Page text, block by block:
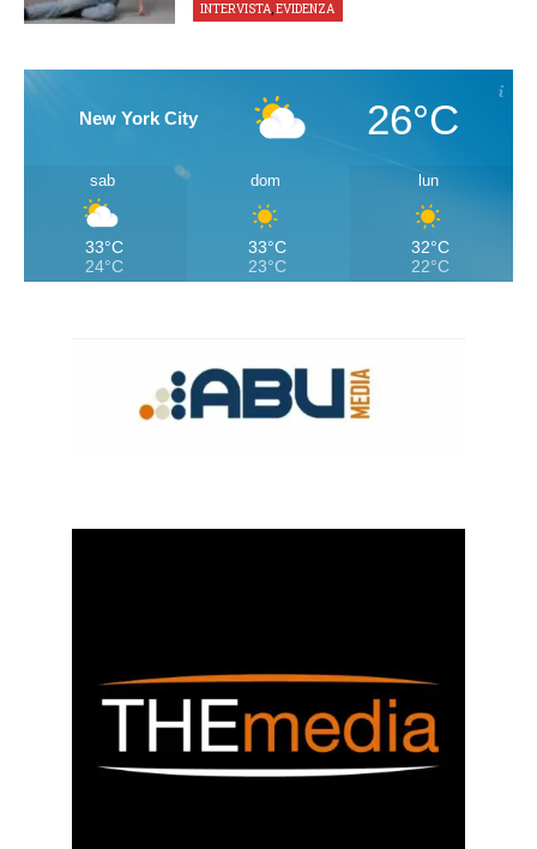
INTERVISTA,EVIDENZA
New York City 26°C
sab
33°C
24°C
dom
33°C
23°C
lun
32°C
22°C